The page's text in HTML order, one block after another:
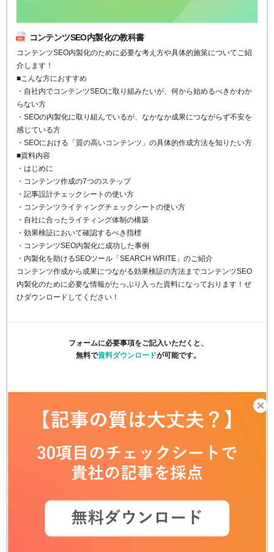
コンテンツSEO内製化の教科書
コンテンツSEO内製化のために必要な考え方や具体的施策についてご紹
介します！
■こんな方におすすめ
・自社内でコンテンツSEOに取り組みたいが、何から始めるべきかわか
らない方
・SEOの内製化に取り組んでいるが、なかなか成果につながらず不安を
感じている方
・SEOにおける「質の高いコンテンツ」の具体的作成方法を知りたい方
■資料内容
・はじめに
・コンテンツ作成の7つのステップ
・記事設計チェックシートの使い方
・コンテンツライティングチェックシートの使い方
・自社に合ったライティング体制の構築
・効果検証において確認するべき指標
・コンテンツSEO内製化に成功した事例
・内製化を助けるSEOツール「SEARCH WRITE」のご紹介
コンテンツ作成から成果につながる効果検証の方法までコンテンツSEO
内製化のために必要な情報がたっぷり入った資料になっております！ぜ
ひダウンロードしてください！
フォームに必要事項をご記入いただくと、
無料で資料ダウンロードが可能です。
名
お勤め先のメールアドレス